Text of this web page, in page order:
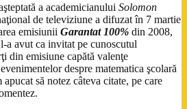
a academicianului Solomon
de televiziune a difuzat în 7 martie
emisiunii Garantat 100% din 2008,
l-a avut ca invitat pe cunoscutul
din emisiune capătă valenţe
despre matematica şcolară
să notez câteva citate, pe care